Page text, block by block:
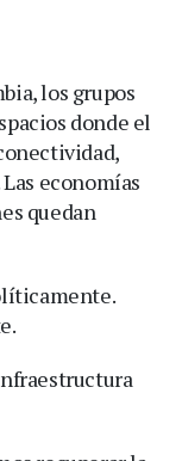
los grupos
donde el
economías
quedan